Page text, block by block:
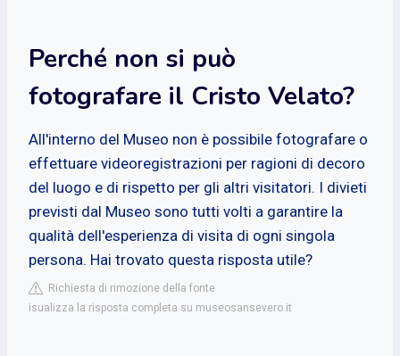
Perché non si può
fotografare il Cristo Velato?
All'interno del Museo non è possibile fotografare o
effettuare videoregistrazioni per ragioni di decoro
del luogo e di rispetto per gli altri visitatori. I divieti
previsti dal Museo sono tutti volti a garantire la
qualità dell'esperienza di visita di ogni singola
persona. Hai trovato questa risposta utile?
Richiesta di rimozione della fonte
isualizza la risposta completa su museosansevero.it